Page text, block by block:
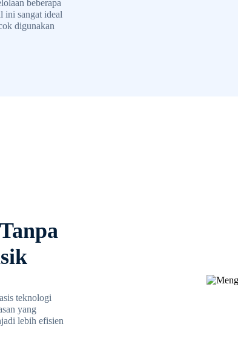
beberapa
ini sangat ideal
digunakan
teknologi
yang
lebih efisien